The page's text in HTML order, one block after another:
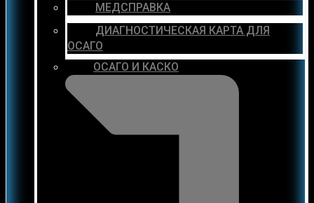
МЕДСПРАВКА
ДИАГНОСТИЧЕСКАЯ КАРТА ДЛЯ
ОСАГО
ОСАГО И КАСКО